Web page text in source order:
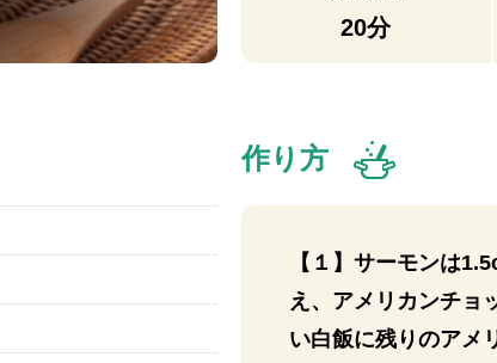
20分
作り方
【１】サーモンは
え、アメリカンチョ
い白飯に残りのアメ